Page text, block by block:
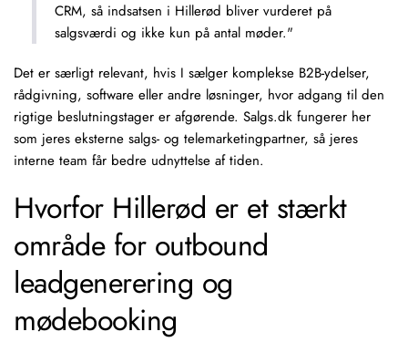
CRM, så indsatsen i Hillerød bliver vurderet på
salgsværdi og ikke kun på antal møder."
Det er særligt relevant, hvis I sælger komplekse B2B-ydelser,
rådgivning, software eller andre løsninger, hvor adgang til den
rigtige beslutningstager er afgørende. Salgs.dk fungerer her
som jeres eksterne salgs- og telemarketingpartner, så jeres
interne team får bedre udnyttelse af tiden.
Hvorfor Hillerød er et stærkt
område for outbound
leadgenerering og
mødebooking